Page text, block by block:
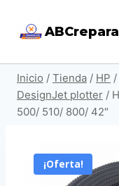
Inicio / Tienda / HP /
DesignJet plotter /
500/ 510/ 800/ 42″
¡Oferta!